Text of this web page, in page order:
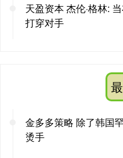
天盈资本 杰伦·格林:
打穿对手
金多多策略 除了韩国
烫手